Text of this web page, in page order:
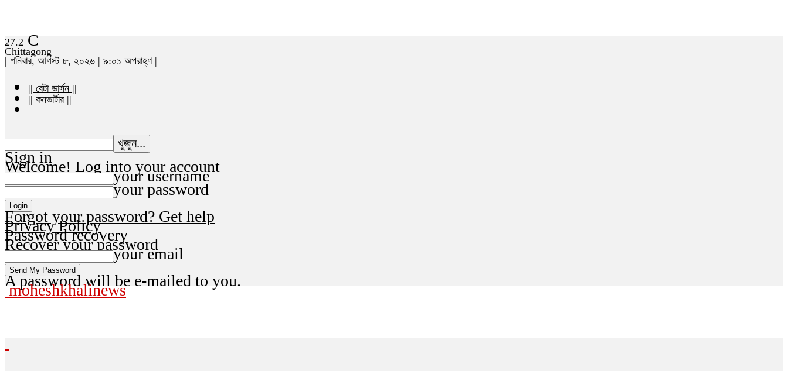
27.2 C
Chittagong
| শনিবার, আগস্ট ৮, ২০২৬ | ৯:০১ অপরাহ্ণ |
|| বেটা ভার্সন ||
|| কনভার্টার ||
Sign in
Welcome! Log into your account
your username
your password
Forgot your password? Get help
Privacy Policy
Password recovery
Recover your password
your email
A password will be e-mailed to you.
moheshkhalinews